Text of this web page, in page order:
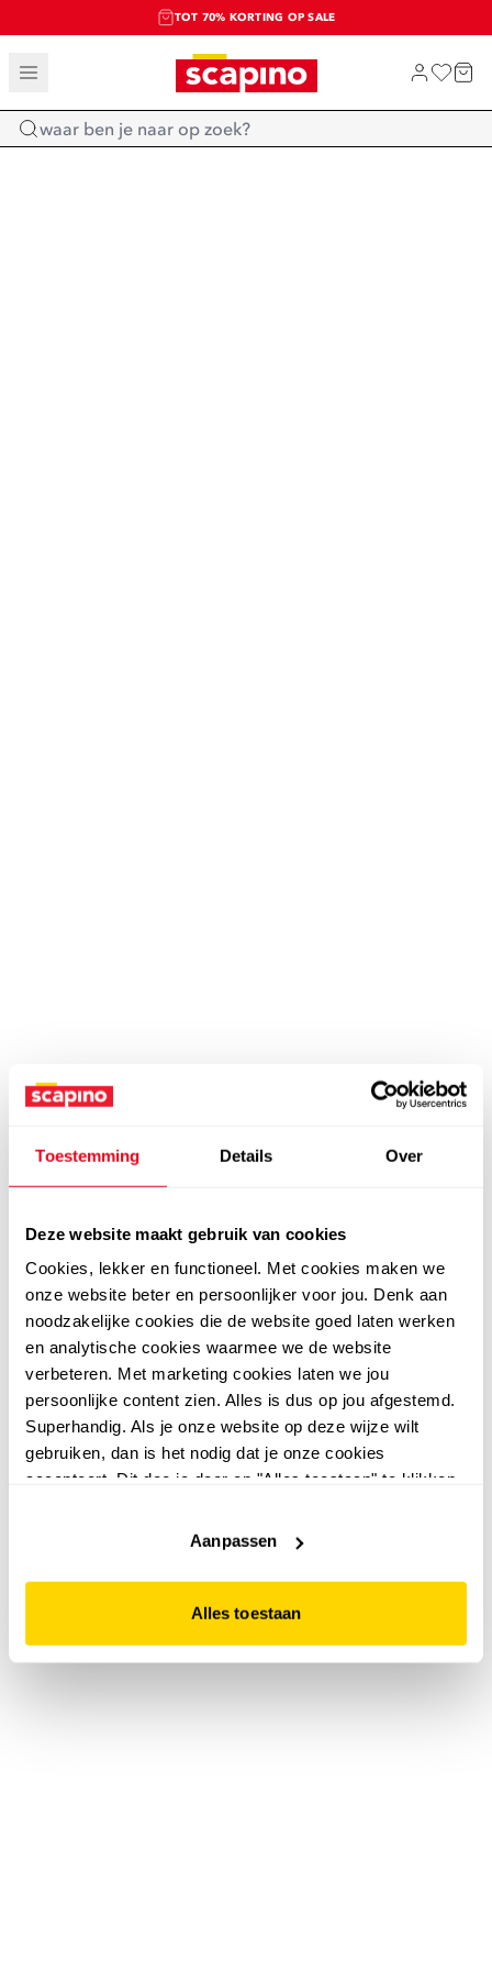
Toestemming Details Over
Deze website maakt gebruik van cookies
Cookies, lekker en functioneel. Met cookies maken we
onze website beter en persoonlijker voor jou. Denk aan
noodzakelijke cookies die de website goed laten werken
en analytische cookies waarmee we de website
verbeteren. Met marketing cookies laten we jou
persoonlijke content zien. Alles is dus op jou afgestemd.
Superhandig. Als je onze website op deze wijze wilt
gebruiken, dan is het nodig dat je onze cookies
accepteert. Dit doe je door op "Alles toestaan" te klikken.
website niet optimaal functioneert.
Aanpassen
Alles toestaan
TOT 70% KORTING OP SALE
SALE: LAATSTE KANS!
SHOP NIEUW
Home